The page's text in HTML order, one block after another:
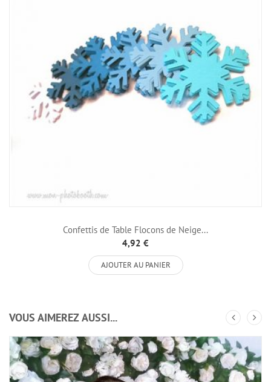
Confettis de Table Flocons de Neige...
4,92 €
AJOUTER AU PANIER
VOUS AIMEREZ AUSSI...